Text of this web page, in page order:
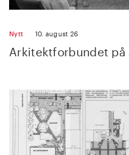
Nytt 10. august 26
Arkitektforbundet på